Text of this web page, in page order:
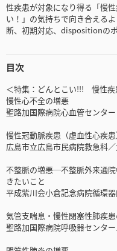
性疾患が対象になり得る「慢
い！」の気持ちで向き合える
断、初期対応、dispositionの
目次
＜特集：どんとこい!!! 慢性疾
慢性心不全の増悪
聖路加国際病院心血管センタ
慢性冠動脈疾患（虚血性心疾
広島市立広島市民病院救急科
不整脈の増悪─不整脈外来通
きたいこと
平成紫川会小倉記念病院循環
気管支喘息・慢性閉塞性肺疾
聖路加国際病院呼吸器センタ